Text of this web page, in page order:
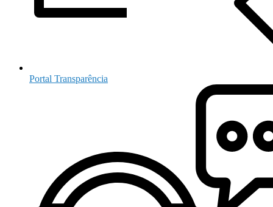
Portal Transparência